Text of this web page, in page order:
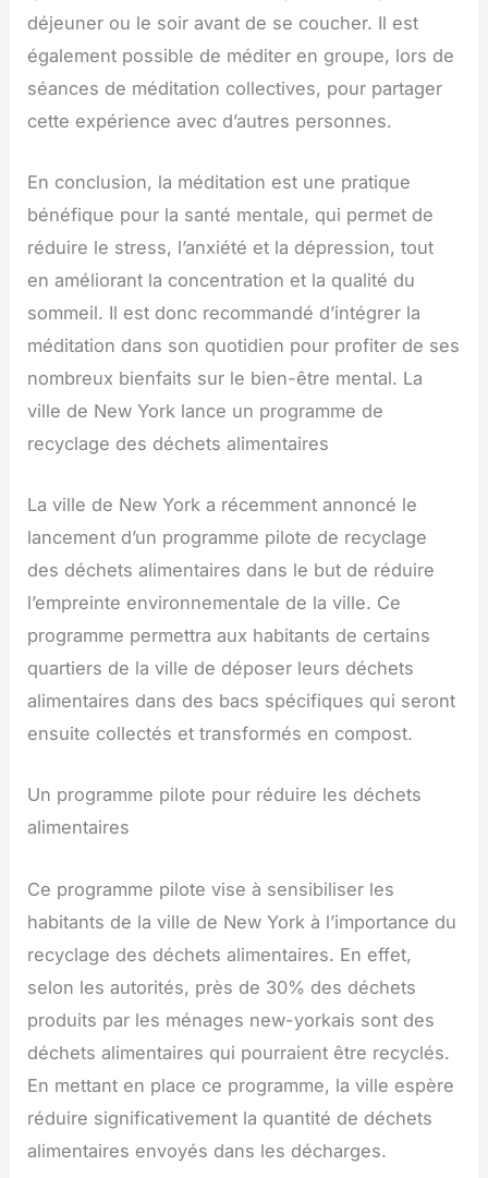
déjeuner ou le soir avant de se coucher. Il est
également possible de méditer en groupe, lors de
séances de méditation collectives, pour partager
cette expérience avec d’autres personnes.
En conclusion, la méditation est une pratique
bénéfique pour la santé mentale, qui permet de
réduire le stress, l’anxiété et la dépression, tout
en améliorant la concentration et la qualité du
sommeil. Il est donc recommandé d’intégrer la
méditation dans son quotidien pour profiter de ses
nombreux bienfaits sur le bien-être mental. La
ville de New York lance un programme de
recyclage des déchets alimentaires
La ville de New York a récemment annoncé le
lancement d’un programme pilote de recyclage
des déchets alimentaires dans le but de réduire
l’empreinte environnementale de la ville. Ce
programme permettra aux habitants de certains
quartiers de la ville de déposer leurs déchets
alimentaires dans des bacs spécifiques qui seront
ensuite collectés et transformés en compost.
Un programme pilote pour réduire les déchets
alimentaires
Ce programme pilote vise à sensibiliser les
habitants de la ville de New York à l’importance du
recyclage des déchets alimentaires. En effet,
selon les autorités, près de 30% des déchets
produits par les ménages new-yorkais sont des
déchets alimentaires qui pourraient être recyclés.
En mettant en place ce programme, la ville espère
réduire significativement la quantité de déchets
alimentaires envoyés dans les décharges.